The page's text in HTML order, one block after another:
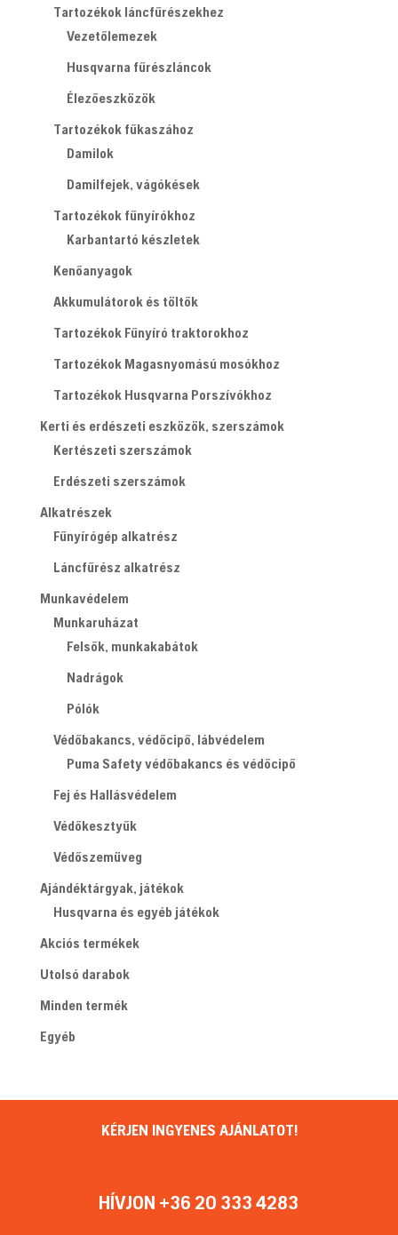
Tartozékok láncfűrészekhez
Vezetőlemezek
Husqvarna fűrészláncok
Élezőeszközök
Tartozékok fűkaszához
Damilok
Damilfejek, vágókések
Tartozékok fűnyírókhoz
Karbantartó készletek
Kenőanyagok
Akkumulátorok és töltők
Tartozékok Fűnyíró traktorokhoz
Tartozékok Magasnyomású mosókhoz
Tartozékok Husqvarna Porszívókhoz
Kerti és erdészeti eszközök, szerszámok
Kertészeti szerszámok
Erdészeti szerszámok
Alkatrészek
Fűnyírógép alkatrész
Láncfűrész alkatrész
Munkavédelem
Munkaruházat
Felsők, munkakabátok
Nadrágok
Pólók
Védőbakancs, védőcipő, lábvédelem
Puma Safety védőbakancs és védőcipő
Fej és Hallásvédelem
Védőkesztyűk
Védőszemüveg
Ajándéktárgyak, játékok
Husqvarna és egyéb játékok
Akciós termékek
Utolsó darabok
Minden termék
Egyéb
KÉRJEN INGYENES AJÁNLATOT!
HÍVJON +36 20 333 4283